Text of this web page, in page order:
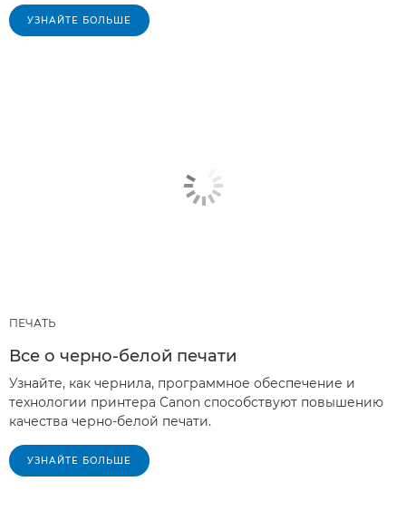
УЗНАЙТЕ БОЛЬШЕ
ПЕЧАТЬ
Все о черно-белой печати
Узнайте, как чернила, программное обеспечение и
технологии принтера Canon способствуют повышению
качества черно-белой печати.
УЗНАЙТЕ БОЛЬШЕ